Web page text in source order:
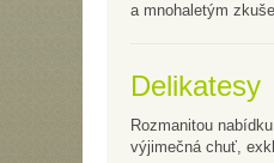
a mnohaletým
Delikatesy
Rozmanitou
výjimečná chuť,